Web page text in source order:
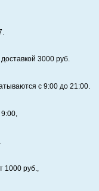
3000 руб.
с 9:00 до 21:00.
1000руб.,